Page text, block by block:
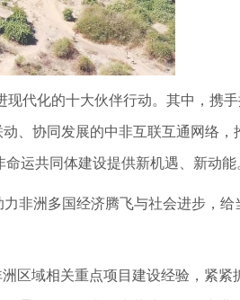
代化的十大伙伴行动。其中，携手
、协同发展的中非互联互通网络，
运共同体建设提供新机遇、新动能
非洲多国经济腾飞与社会进步，给
域相关重点项目建设经验，紧紧